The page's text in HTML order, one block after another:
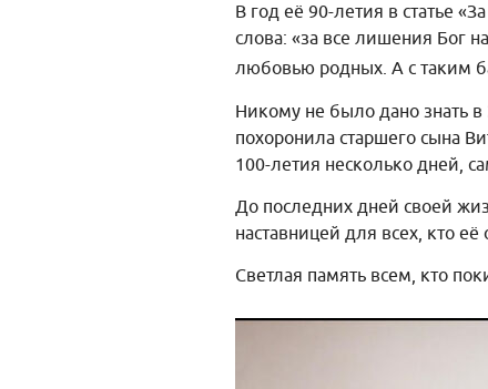
В год её 90-летия в статье
слова: «за все лишения Бог
любовью родных. А с таким
Никому не было дано знать
похоронила старшего сына
100-летия несколько дней,
До последних дней своей
наставницей для всех, кто
Светлая память всем, кто